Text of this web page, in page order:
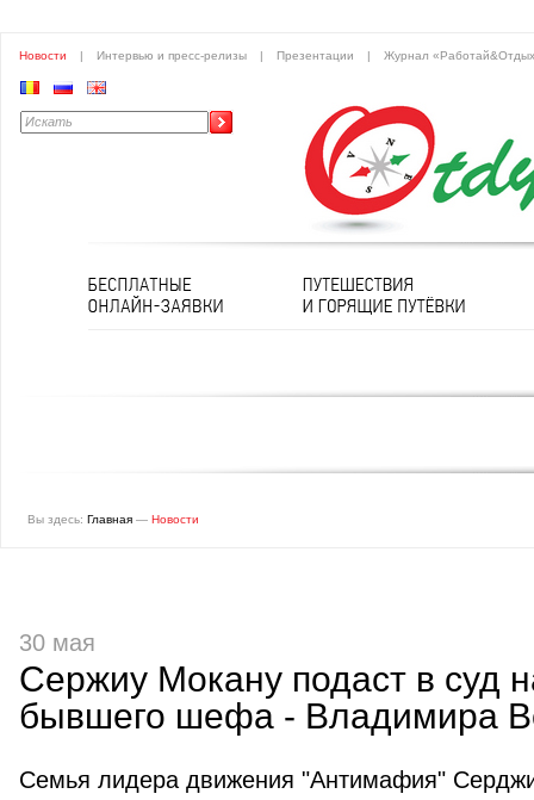
Новости | Интервью и пресс-релизы | Презентации | Журнал
Вы здесь: Главная — Новости
30 мая
Сержиу Мокану подаст в суд
бывшего шефа - Владимира
Семья лидера движения "Антимафия"